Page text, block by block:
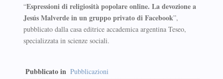
“Espressioni di religiosità popolare online. La devozione a
Jesús Malverde in un gruppo privato di Facebook”,
pubblicato dalla casa editrice accademica argentina Teseo,
specializzata in scienze sociali.
Pubblicato in Pubblicazioni